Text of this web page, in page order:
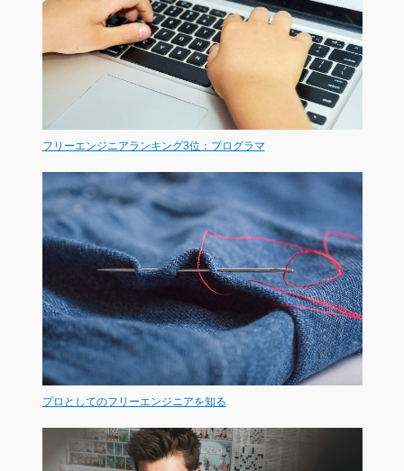
フリーエンジニアランキング3位：プログラマ
プロとしてのフリーエンジニアを知る